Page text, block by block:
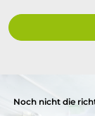
Noch nicht die